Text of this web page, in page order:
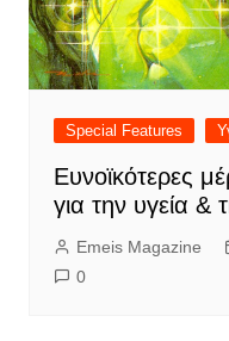
Special Features
Ευνοϊκότερες
για την υγεία &
Emeis Magazine
0